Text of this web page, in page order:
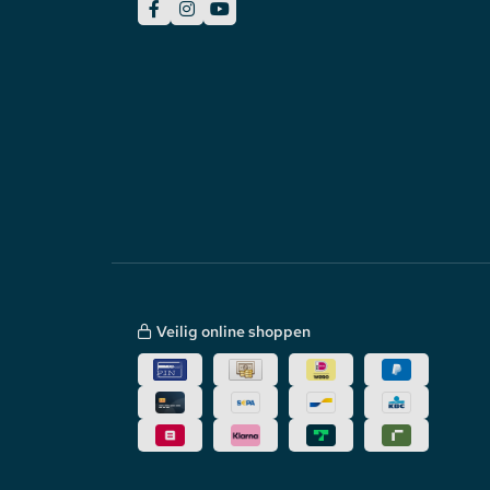
te raden om een profiel te gebruiken om
Veilig online shoppen